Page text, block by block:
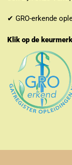
✔ GRO-erkende
Klik op de